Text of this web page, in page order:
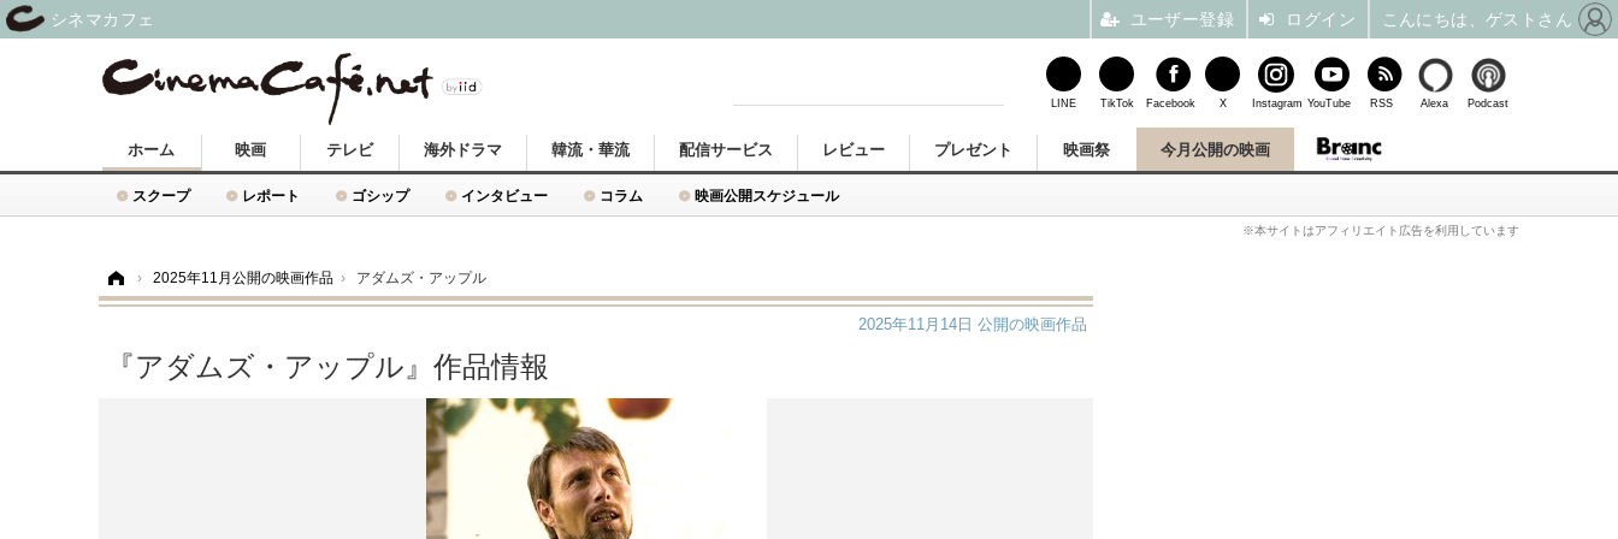
ホーム
スクープ レポート ゴシップ インタビュー コラム 映画公開スケジュール
映画 テレビ 海外ドラマ 韓流・華流 配信サービス レビュー プレゼント 映画祭 今月公開の映画
※本サイトはアフィリエイト広告を利用しています
› 2025年11月公開の映画作品 › アダムズ・アップル
『アダムズ・アップル』作品情報
2025年11月14日 公開の映画作品
シネマカフェ ユーザー登録 ログイン こんにちは、ゲストさん
LINE TikTok Facebook X Instagram YouTube RSS Alexa Podcast